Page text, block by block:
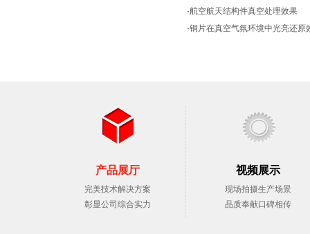
·航空航天结构件真空处理效果
·铜片在真空气氛环境中光亮还原
产品展厅
完美技术解决方案
彰显公司综合实力
视频展示
现场拍摄生产场景
品质奉献口碑相传